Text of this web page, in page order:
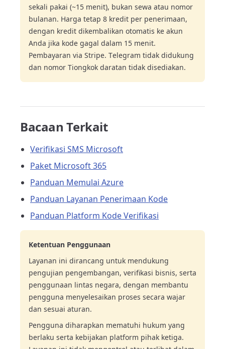
sekali pakai (~15 menit), bukan sewa atau nomor
bulanan. Harga tetap 8 kredit per penerimaan,
dengan kredit dikembalikan otomatis ke akun
Anda jika kode gagal dalam 15 menit.
Pembayaran via Stripe. Telegram tidak didukung
dan nomor Tiongkok daratan tidak disediakan.
Bacaan Terkait
Verifikasi SMS Microsoft
Paket Microsoft 365
Panduan Memulai Azure
Panduan Layanan Penerimaan Kode
Panduan Platform Kode Verifikasi
Ketentuan Penggunaan
Layanan ini dirancang untuk mendukung
pengujian pengembangan, verifikasi bisnis, serta
penggunaan lintas negara, dengan membantu
pengguna menyelesaikan proses secara wajar
dan sesuai aturan.
Pengguna diharapkan mematuhi hukum yang
berlaku serta kebijakan platform pihak ketiga.